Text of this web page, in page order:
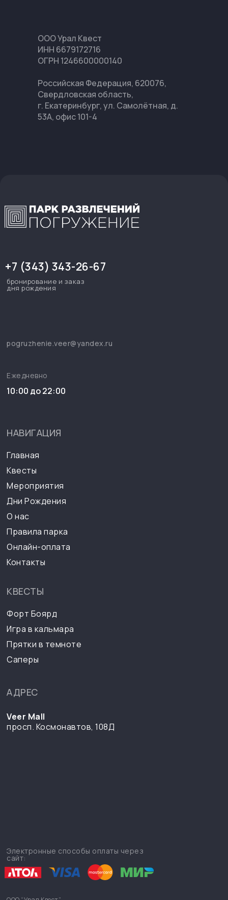
ООО Урал Квест
ИНН 6679172716
ОГРН 1246600000140
Российская Федерация, 620076,
Свердловская область,
г. Екатеринбург, ул. Самолётная, д.
53А, офис 101-4
Главная
Квесты
Мероприятия
Дни Рождения
О нас
pogruzhenie.veer@yandex.ru
Электронные способы оплаты через
сайт:
+7 (343) 343-26-67
Ежедневно
10:00 до 22:00
бронирование и заказ
дня рождения
Правила парка
Онлайн-оплата
НАВИГАЦИЯ
Форт Боярд
Игра в кальмара
Прятки в темноте
Саперы
КВЕСТЫ
Veer Mall
просп. Космонавтов, 108Д
АДРЕС
Контакты